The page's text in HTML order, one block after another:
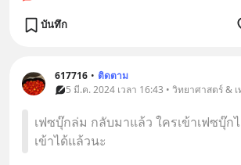
บันทึก
617716 • ติดตาม
5 มี.ค. 2024 เวลา 16:43 • วิทยาศาสตร์ &
เฟซบุ๊กล่ม กลับมาแล้ว ใครเข้าเฟซบุ๊กไ
เข้าได้แล้วนะ